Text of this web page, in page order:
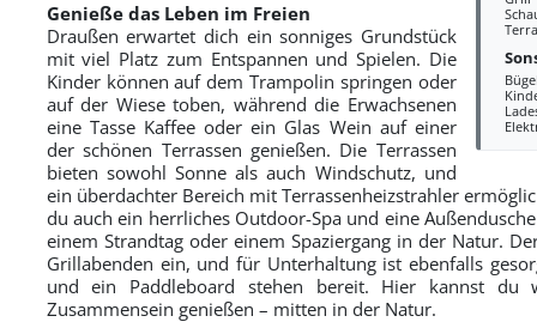
Genieße das Leben im Freien
Draußen erwartet dich ein sonniges Grundstück
mit viel Platz zum Entspannen und Spielen. Die
Kinder können auf dem Trampolin springen oder
auf der Wiese toben, während die Erwachsenen
eine Tasse Kaffee oder ein Glas Wein auf einer
der schönen Terrassen genießen. Die Terrassen
bieten sowohl Sonne als auch Windschutz, und
ein überdachter Bereich mit Terrassenheizstrahler
du auch ein herrliches Outdoor-Spa und eine
einem Strandtag oder einem Spaziergang in der Natur.
Grillabenden ein, und für Unterhaltung ist ebenfalls
und ein Paddleboard stehen bereit. Hier kannst du
Zusammensein genießen – mitten in der Natur.